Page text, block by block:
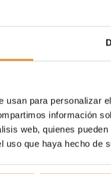
usan para personalizar
información
web, quienes
uso que haya hecho de